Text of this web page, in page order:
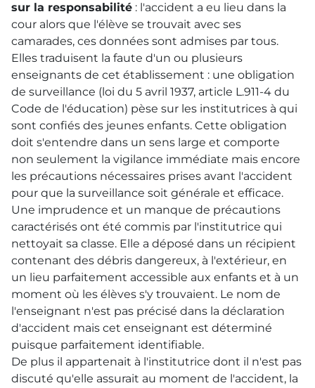
sur la responsabilité : l'accident a eu lieu dans la
cour alors que l'élève se trouvait avec ses
camarades, ces données sont admises par tous.
Elles traduisent la faute d'un ou plusieurs
enseignants de cet établissement : une obligation
de surveillance (loi du 5 avril 1937, article L.911-4 du
Code de l'éducation) pèse sur les institutrices à qui
sont confiés des jeunes enfants. Cette obligation
doit s'entendre dans un sens large et comporte
non seulement la vigilance immédiate mais encore
les précautions nécessaires prises avant l'accident
pour que la surveillance soit générale et efficace.
Une imprudence et un manque de précautions
caractérisés ont été commis par l'institutrice qui
nettoyait sa classe. Elle a déposé dans un récipient
contenant des débris dangereux, à l'extérieur, en
un lieu parfaitement accessible aux enfants et à un
moment où les élèves s'y trouvaient. Le nom de
l'enseignant n'est pas précisé dans la déclaration
d'accident mais cet enseignant est déterminé
puisque parfaitement identifiable.
De plus il appartenait à l'institutrice dont il n'est pas
discuté qu'elle assurait au moment de l'accident, la